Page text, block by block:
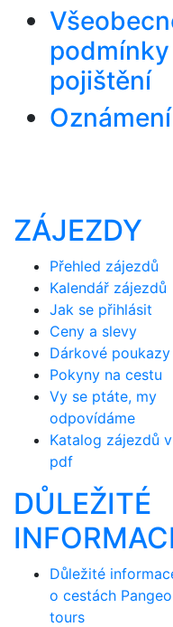
pojištění
ZÁJEZDY
Přehled zájezdů
Kalendář zájezdů
Jak se přihlásit
Ceny a slevy
Dárkové poukazy
Pokyny na cestu
Vy se ptáte, my
odpovídáme
Katalog zájezdů v
pdf
DŮLEŽITÉ
Důležité
o cestách Pangeo
tours